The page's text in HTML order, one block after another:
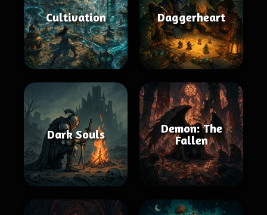
Cultivation Daggerheart
Dark Souls
Demon: The
Fallen